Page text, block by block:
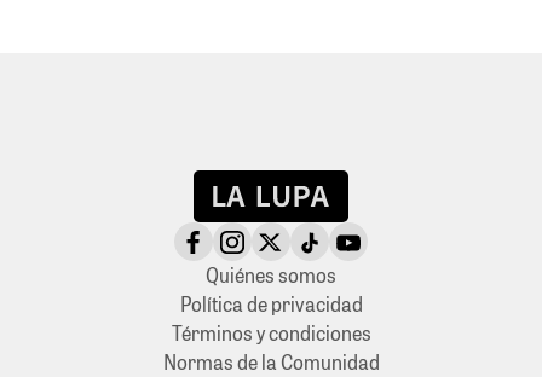
Quiénes somos
Política de privacidad
Términos y condiciones
Normas de la Comunidad